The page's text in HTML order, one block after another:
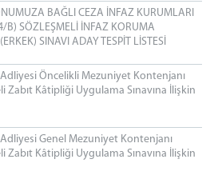
BAĞLI CEZA İNFAZ KURUMLARI
B) SÖZLEŞMELİ İNFAZ KORUMA
SINAVI ADAY TESPİT LİSTESİ
Adliyesi Öncelikli Mezuniyet Kontenjanı
Zabıt Kâtipliği Uygulama Sınavına İlişkin
Genel Mezuniyet Kontenjanı
Zabıt Kâtipliği Uygulama Sınavına İlişkin